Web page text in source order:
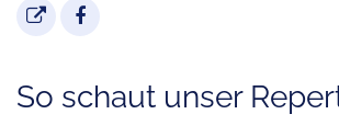
So schaut unser